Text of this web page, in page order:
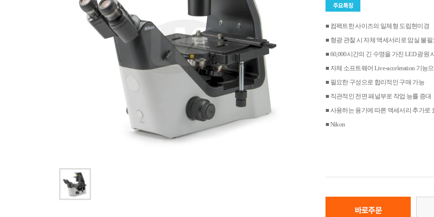
■ 컴팩트한 사이즈의 일체형 도립현미경
■ 형광 관찰 시 자체 액세서리로 암실 불필
■ 60,000시간의 긴 수명을 가진 LED 광원
■ 자체 소프트웨어 Live-acceleration 기능
■ 필요한 구성으로 합리적인 구매 가능
■ 직관적인 전면 패널부로 작업 능률 증대
■ 사용하는 용기에 따른 액세서리 추가로
■ Nikon